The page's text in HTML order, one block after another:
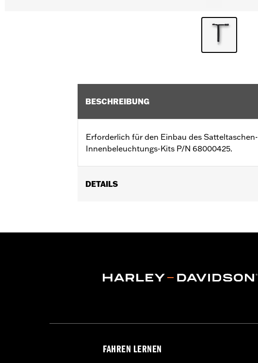
BESCHREIBUNG
Erforderlich für den Einbau des Satteltaschen-
Innenbeleuchtungs-Kits P/N 68000425.
DETAILS
FAHREN LERNEN